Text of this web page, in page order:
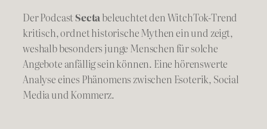
Der PodcastSectabeleuchtet den WitchTok-Trend
kritisch, ordnet historische Mythen ein und zeigt,
weshalb besonders junge Menschen für solche
Angebote anfällig sein können. Eine hörenswerte
Analyse eines Phänomens zwischen Esoterik, Social
Media und Kommerz.